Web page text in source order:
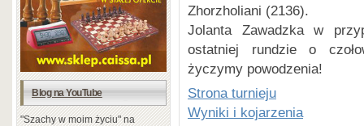
Blog na YouTube
"Szachy w moim życiu" na
Zhorzholiani (2136).
Jolanta Zawadzka w
ostatniej rundzie o
życzymy powodzenia!
Strona turnieju
Wyniki i kojarzenia